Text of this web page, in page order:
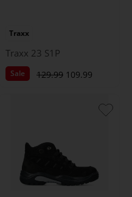
Traxx
Traxx 23 S1P
Sale 129.99 109.99